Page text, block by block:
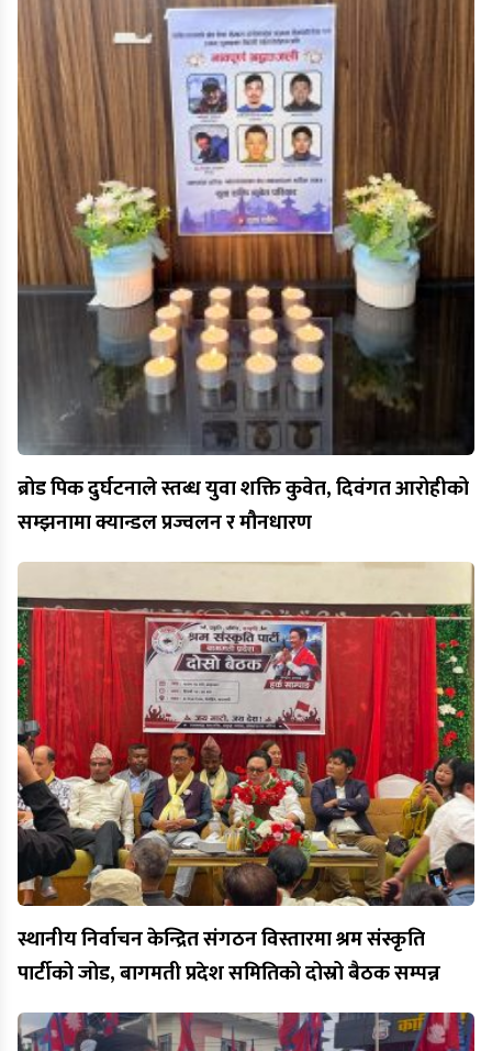
ब्रोड पिक दुर्घटनाले स्तब्ध युवा शक्ति कुवेत, दिवंगत आरोहीको
सम्झनामा क्यान्डल प्रज्वलन र मौनधारण
स्थानीय निर्वाचन केन्द्रित संगठन विस्तारमा श्रम संस्कृति
पार्टीको जोड, बागमती प्रदेश समितिको दोस्रो बैठक सम्पन्न